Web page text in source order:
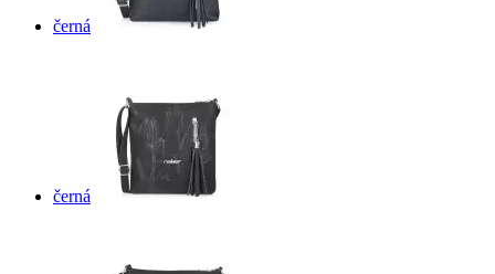
černá
černá